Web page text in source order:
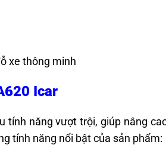
xe thông minh
Icar
tính năng vượt trội, giúp nâng
tính năng nổi bật của sản phẩm: